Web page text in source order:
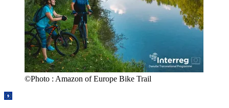
©Photo : Amazon of Europe Bike Trail